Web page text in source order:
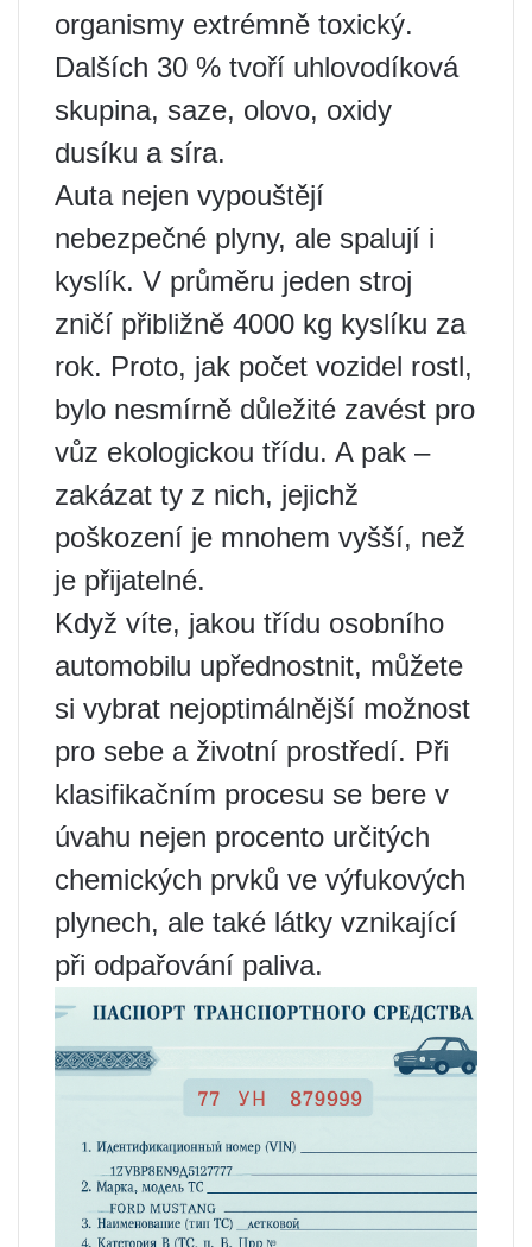
organismy extrémně toxický.
Dalších 30 % tvoří uhlovodíková
skupina, saze, olovo, oxidy
dusíku a síra.
Auta nejen vypouštějí
nebezpečné plyny, ale spalují i ​​
kyslík. V průměru jeden stroj
zničí přibližně 4000 kg kyslíku za
rok. Proto, jak počet vozidel rostl,
bylo nesmírně důležité zavést pro
vůz ekologickou třídu. A pak –
zakázat ty z nich, jejichž
poškození je mnohem vyšší, než
je přijatelné.
Když víte, jakou třídu osobního
automobilu upřednostnit, můžete
si vybrat nejoptimálnější možnost
pro sebe a životní prostředí. Při
klasifikačním procesu se bere v
úvahu nejen procento určitých
chemických prvků ve výfukových
plynech, ale také látky vznikající
při odpařování paliva.